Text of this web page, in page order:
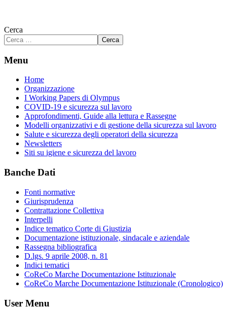
Cerca
Cerca
Menu
Home
Organizzazione
I Working Papers di Olympus
COVID-19 e sicurezza sul lavoro
Approfondimenti, Guide alla lettura e Rassegne
Modelli organizzativi e di gestione della sicurezza sul lavoro
Salute e sicurezza degli operatori della sicurezza
Newsletters
Siti su igiene e sicurezza del lavoro
Banche Dati
Fonti normative
Giurisprudenza
Contrattazione Collettiva
Interpelli
Indice tematico Corte di Giustizia
Documentazione istituzionale, sindacale e aziendale
Rassegna bibliografica
D.lgs. 9 aprile 2008, n. 81
Indici tematici
CoReCo Marche Documentazione Istituzionale
CoReCo Marche Documentazione Istituzionale (Cronologico)
User Menu